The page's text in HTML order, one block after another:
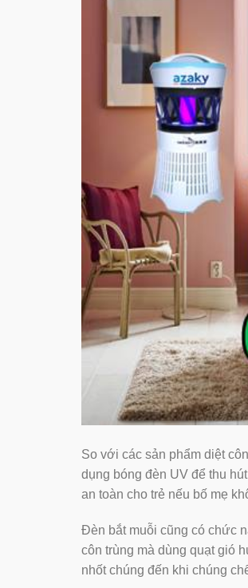
So với các sản phẩm diệt
dụng bóng đèn UV để thu
an toàn cho trẻ nếu bố mẹ
Đèn bắt muỗi cũng có chức
côn trùng mà dùng quạt gió
nhốt chúng đến khi chúng